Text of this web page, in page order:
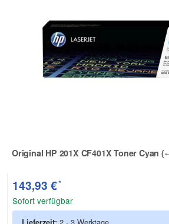
Original HP 201X CF401X Toner Cyan
Zur Artikelbewertung
143,93 €*
Sofort verfügbar
Lieferzeit: 2 - 3 Werktage